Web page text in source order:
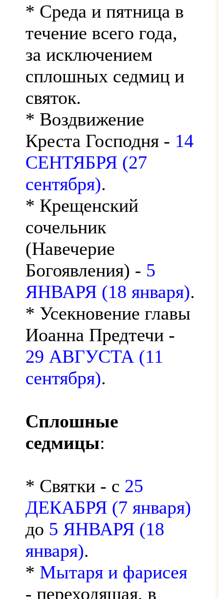
* Среда и пятница в
течение всего года,
за исключением
сплошных седмиц и
святок.
* Воздвижение
Креста Господня - 14
СЕНТЯБРЯ (27
сентября).
* Крещенский
сочельник
(Навечерие
Богоявления) - 5
ЯНВАРЯ (18 января).
* Усекновение главы
Иоанна Предтечи -
29 АВГУСТА (11
сентября).
Сплошные
седмицы:
* Святки - с 25
ДЕКАБРЯ (7 января)
до 5 ЯНВАРЯ (18
января).
* Мытаря и фарисея
- переходящая, в